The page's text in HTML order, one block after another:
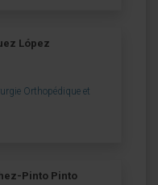
López
Orthopédique et
Pinto Pinto